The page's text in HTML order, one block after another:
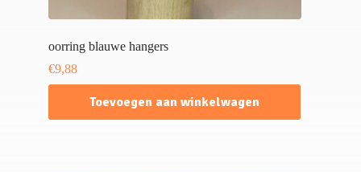
oorring blauwe hangers
€9,88
Toevoegen aan winkelwagen